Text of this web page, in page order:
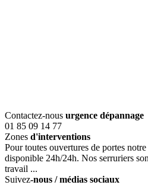
Contactez-nous urgence dépannage
01 85 09 14 77
Zones d'interventions
Pour toutes ouvertures de portes
disponible 24h/24h. Nos serruriers
travail ...
Suivez-nous / médias sociaux